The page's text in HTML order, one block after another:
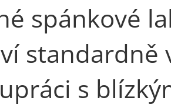
spánkové
standardně
s